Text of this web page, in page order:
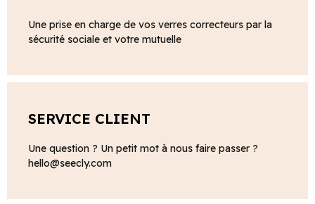
Une prise en charge de vos verres correcteurs par la
sécurité sociale et votre mutuelle
SERVICE CLIENT
Une question ? Un petit mot à nous faire passer ?
hello@seecly.com